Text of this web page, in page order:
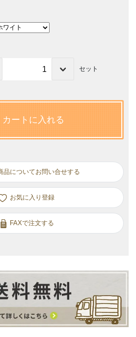
セット
カートに入れる
品についてお問い合せする
お気に入り
FAXで注文する